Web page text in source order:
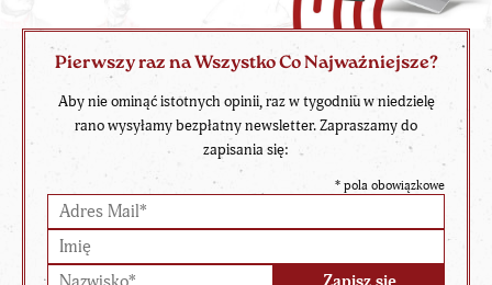
Pierwszy raz na Wszystko Co Najważniejsze?
Aby nie ominąć istotnych opinii, raz w tygodniu w niedzielę
rano wysyłamy bezpłatny newsletter. Zapraszamy do
zapisania się:
* pola obowiązkowe